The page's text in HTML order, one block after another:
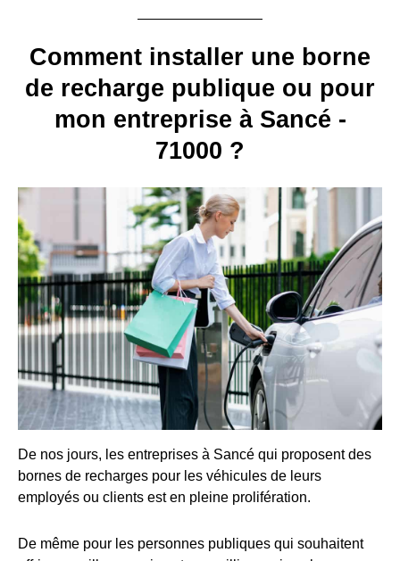
Comment installer une borne
de recharge publique ou pour
mon entreprise à Sancé -
71000 ?
De nos jours, les entreprises à Sancé qui proposent des
bornes de recharges pour les véhicules de leurs
employés ou clients est en pleine prolifération.
De même pour les personnes publiques qui souhaitent